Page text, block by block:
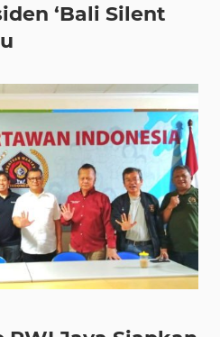
‘Bali Silent